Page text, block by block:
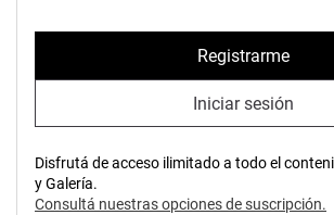
Registrarme
Iniciar sesión
Disfrutá de acceso ilimitado a todo el
y Galería.
Consultá nuestras opciones de suscripción.